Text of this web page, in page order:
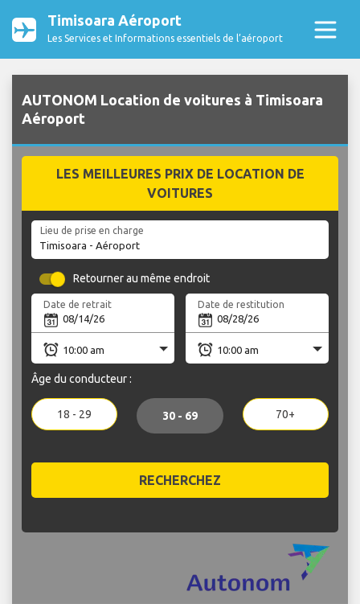
Timisoara Aéroport
Les Services et Informations essentiels de l’aéroport
AUTONOM Location de voitures à Timisoara
Aéroport
LES MEILLEURES PRIX DE LOCATION DE
VOITURES
Lieu de prise en charge
Retourner au même endroit
Date de retrait Date de restitution
Âge du conducteur :
18 - 29 30 - 69 70+
RECHERCHEZ